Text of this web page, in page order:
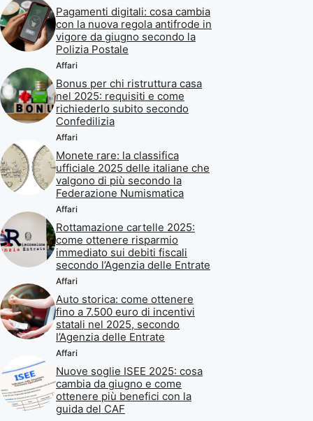
Pagamenti digitali: cosa cambia
con la nuova regola antifrode in
vigore da giugno secondo la
Polizia Postale
Affari
Bonus per chi ristruttura casa
nel 2025: requisiti e come
richiederlo subito secondo
Confedilizia
Affari
Monete rare: la classifica
ufficiale 2025 delle italiane che
valgono di più secondo la
Federazione Numismatica
Affari
Rottamazione cartelle 2025:
come ottenere risparmio
immediato sui debiti fiscali
secondo l’Agenzia delle Entrate
Affari
Auto storica: come ottenere
fino a 7.500 euro di incentivi
statali nel 2025, secondo
l’Agenzia delle Entrate
Affari
Nuove soglie ISEE 2025: cosa
cambia da giugno e come
ottenere più benefici con la
guida del CAF